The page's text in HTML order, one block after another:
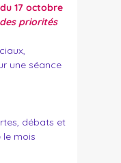
17 octobre
priorités
une séance
débats et
mois